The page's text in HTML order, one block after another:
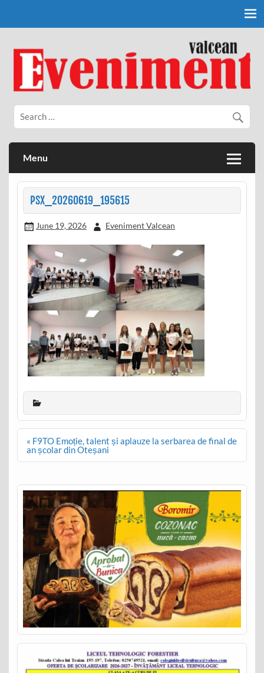
Eveniment Valcean
Menu
PSX_20260619_195615
June 19, 2026 Eveniment Valcean
Post
navigation
« F9TO Emoție, talent și aplauze la serbarea de final de
an școlar din Oteșani